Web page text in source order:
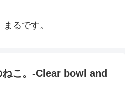
るです。
こ。-Clear bowl and